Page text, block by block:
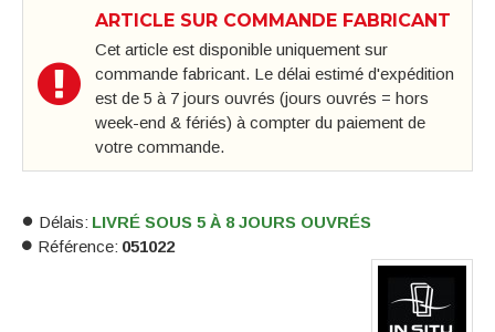
ARTICLE SUR COMMANDE FABRICANT
Cet article est disponible uniquement sur
commande fabricant. Le délai estimé d'expédition
est de 5 à 7 jours ouvrés (jours ouvrés = hors
week-end & fériés) à compter du paiement de
votre commande.
Délais: LIVRÉ SOUS 5 À 8 JOURS OUVRÉS
Référence: 051022